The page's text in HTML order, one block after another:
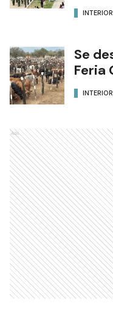
INTERIOR
Se
Feria
INTERIOR
Ads